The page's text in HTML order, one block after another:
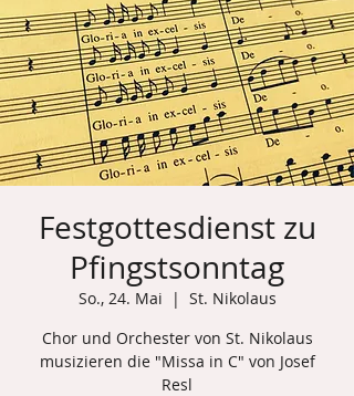
Festgottesdienst zu
Pfingstsonntag
So., 24. Mai
  |
St. Nikolaus
Chor und Orchester von St. Nikolaus
musizieren die "Missa in C" von Josef
Resl